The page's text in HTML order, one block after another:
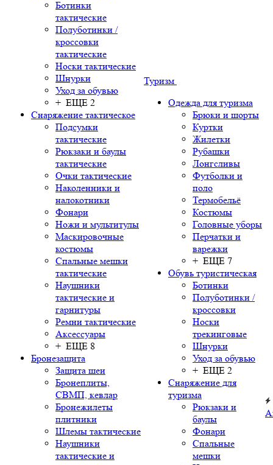
Ботинки
тактические
Полуботинки /
кроссовки
тактические
Носки тактические
Шнурки
Уход за обувью
+ ЕЩЕ 2
Снаряжение тактическое
Подсумки
тактические
Рюкзаки и баулы
тактические
Очки тактические
Наколенники и
налокотники
Фонари
Ножи и мультитулы
Маскировочные
костюмы
Спальные мешки
тактические
Наушники
тактические и
гарнитуры
Ремни тактические
Аксессуары
+ ЕЩЕ 8
Бронезащита
Защита шеи
Бронеплиты,
СВМП, кевлар
Бронежилеты
плитники
Шлемы тактические
Наушники
тактические и
Туризм
Одежда для туризма
Брюки и шорты
Куртки
Жилетки
Рубашки
Лонгсливы
Футболки и
поло
Термобельё
Костюмы
Головные уборы
Перчатки и
варежки
+ ЕЩЕ 7
Обувь туристическая
Ботинки
Полуботинки /
кроссовки
Носки
трекинговые
Шнурки
Уход за обувью
+ ЕЩЕ 2
Снаряжение для
туризма
Рюкзаки и
баулы
Фонари
Спальные
мешки